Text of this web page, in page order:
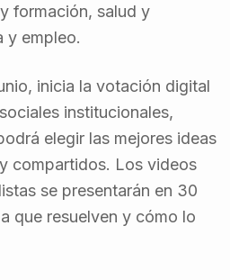
formación, salud y
y empleo.
inicia la votación digital
institucionales,
elegir las mejores ideas
compartidos. Los videos
se presentarán en 30
que resuelven y cómo lo